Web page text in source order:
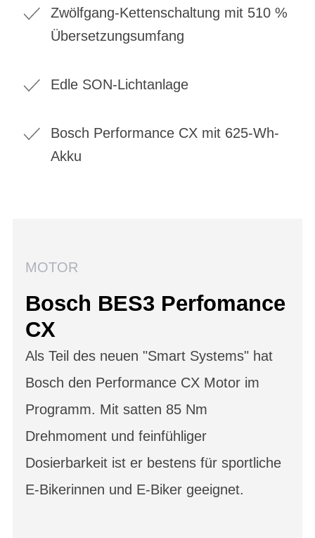
Zwölfgang-Kettenschaltung mit 510 %
Übersetzungsumfang
Edle SON-Lichtanlage
Bosch Performance CX mit 625-Wh-
Akku
MOTOR
Bosch BES3 Perfomance
CX
Als Teil des neuen "Smart Systems" hat
Bosch den Performance CX Motor im
Programm. Mit satten 85 Nm
Drehmoment und feinfühliger
Dosierbarkeit ist er bestens für sportliche
E-Bikerinnen und E-Biker geeignet.